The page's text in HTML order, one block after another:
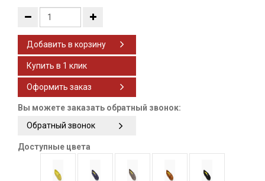
Добавить в корзину
Оформить заказ
Вы можете заказать обратный звонок:
Обратный звонок
Доступные цвета